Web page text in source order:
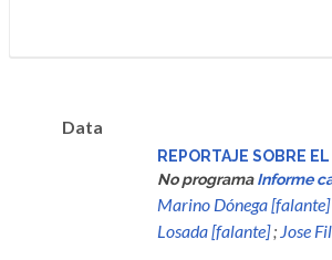
Data
REPORTAJE SOBRE
No programaInforme
Marino Dónega [falante]
Losada [falante]; Jose